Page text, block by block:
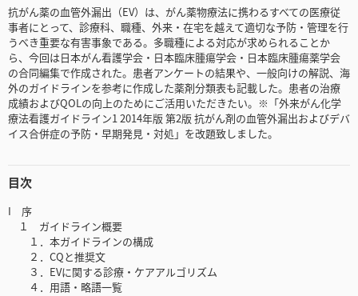
抗がん薬の血管外漏出（EV）は、がん薬物療法に携わるすべての医療従
事者にとって、診療科、職種、外来・在宅を越えて適切な予防・管理を行
うべき重要な有害事象である。多職種による対応が求められることか
ら、今回は日本がん看護学会・日本臨床腫瘍学会・日本臨床腫瘍薬学会
の合同編集で作成された。患者アンケートの結果や、一般向けの解説、海
外のガイドラインを参考に作成した薬剤分類表も記載した。患者の治療
成績およびQOLの向上のためにご活用いただきたい。※「外来がん化学
療法看護ガイドライン1 2014年版 第2版 抗がん剤の血管外漏出およびデバ
イス合併症の予防・早期発見・対処」を改題致しました。
目次
I 序
１ ガイドライン概要
１．本ガイドラインの構成
２．CQと推奨文
３．EVに関する診療・ケアアルゴリズム
４．用語・略語一覧